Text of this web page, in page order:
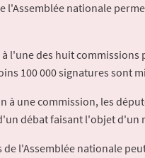
l'Assemblée nationale
l'une des huit
100 000 signatures sont
à une commission, les
débat faisant l'objet
de l'Assemblée nationale